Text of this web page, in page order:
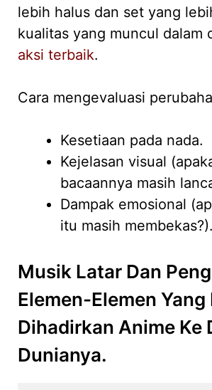
lebih halus dan set yang
kualitas yang muncul dalam
aksi terbaik.
Cara mengevaluasi
Kesetiaan pada nada.
Kejelasan visual
bacaannya masih
Dampak emosional
itu masih membekas?).
Musik Latar Dan
Elemen-Elemen Yang
Dihadirkan Anime Ke
Dunianya.